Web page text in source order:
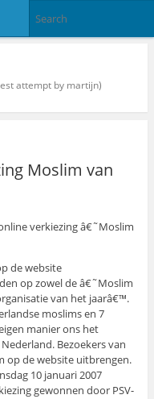
attempt by martijn)
Moslim van
verkiezing â€˜Moslim
de website
op zowel de â€˜Moslim
van het jaarâ€™.
moslims en 7
manier ons het
Bezoekers van
op de website uitbrengen.
10 januari 2007
gewonnen door PSV-